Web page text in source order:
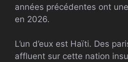
années précédentes ont
en 2026.
L’un d’eux est Haïti. Des
affluent sur cette nation